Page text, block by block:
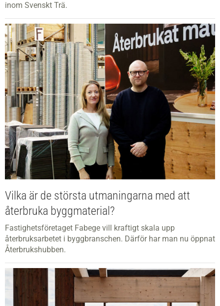
inom Svenskt Trä.
Vilka är de största utmaningarna med att
återbruka byggmaterial?
Fastighetsföretaget Fabege vill kraftigt skala upp
återbruksarbetet i byggbranschen. Därför har man nu öppnat
Återbrukshubben.